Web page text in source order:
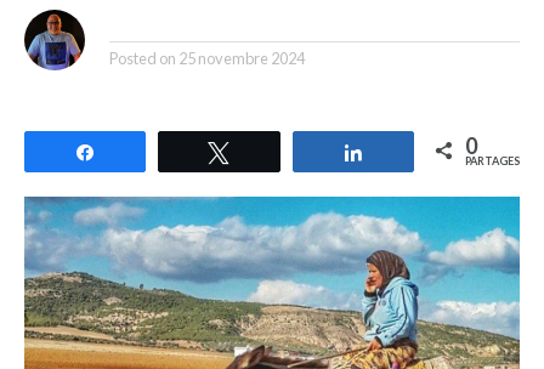
Posted on 25 novembre 2024
Partagez 0
PARTAGES